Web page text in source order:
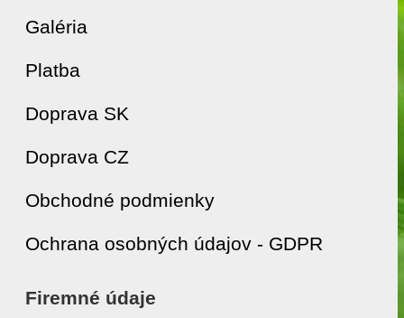
Galéria
Platba
Doprava SK
Doprava CZ
Obchodné podmienky
Ochrana osobných údajov - GDPR
Firemné údaje